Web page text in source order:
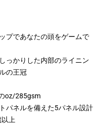
プであなたの頭をゲームで
っかりした内部のライニン
の王冠
oz/285gsm
パネルを備えた5パネル設計
上